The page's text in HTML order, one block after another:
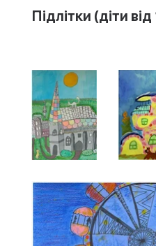
Підлітки (діти